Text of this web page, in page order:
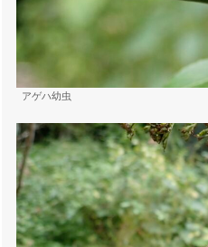
アゲハ幼虫